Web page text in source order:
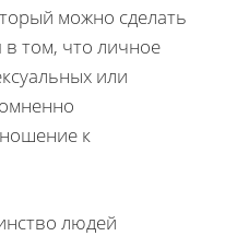
можно сделать
в том, что личное
или
к
людей